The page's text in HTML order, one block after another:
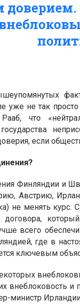
уже не так просто
что
если
Финляндии и
Австрию,
не менять курс.
договора,
всего
где в
ключевым
внеблоковость
министр